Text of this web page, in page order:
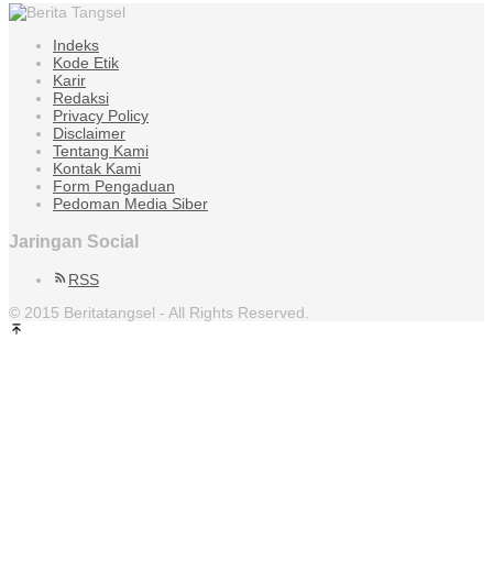
Indeks
Kode Etik
Karir
Redaksi
Privacy Policy
Disclaimer
Tentang Kami
Kontak Kami
Form Pengaduan
Pedoman Media Siber
Jaringan Social
RSS
© 2015 Beritatangsel - All Rights Reserved.